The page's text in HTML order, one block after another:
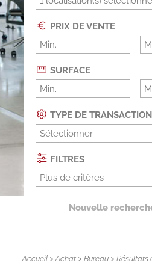
PRIX DE VENTE
SURFACE
TYPE DE TRANSACTION
Sélectionner
FILTRES
Plus de critères
Nouvelle
Accueil >Achat >Bureau > Résultats